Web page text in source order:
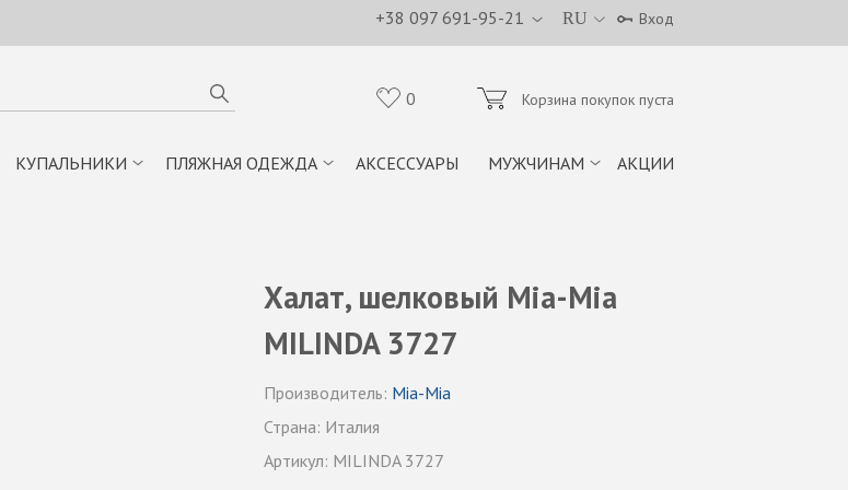
RU
+38 097 691-95-21 Вход
0 Корзина покупок пуста
КУПАЛЬНИКИ ПЛЯЖНАЯ ОДЕЖДА АКСЕССУАРЫ МУЖЧИНАМ АКЦИИ
Халат, шелковый Mia-Mia
MILINDA 3727
Производитель: Mia-Mia
Страна: Италия
Артикул: MILINDA 3727